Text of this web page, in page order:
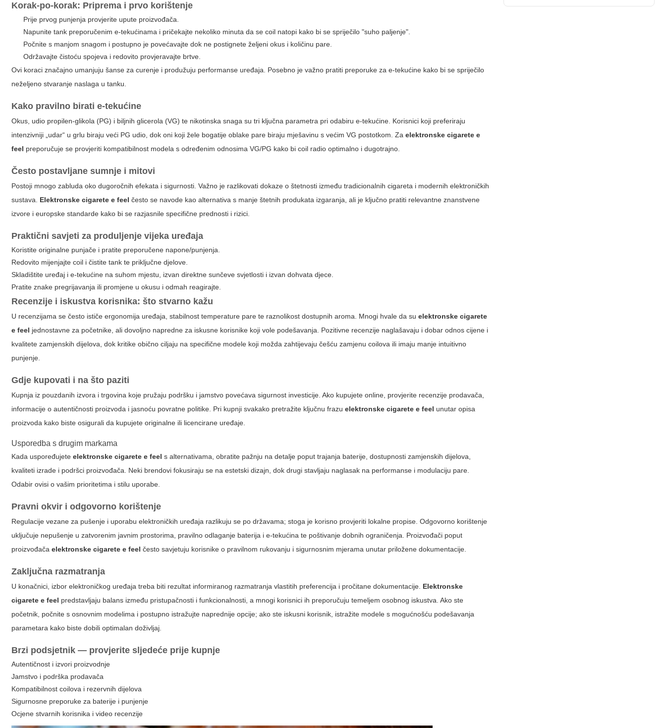
Korak-po-korak: Priprema i prvo korištenje
Prije prvog punjenja provjerite upute proizvođača.
Napunite tank preporučenim e-tekućinama i pričekajte nekoliko minuta da se coil natopi kako bi se spriječilo "suho paljenje".
Počnite s manjom snagom i postupno je povećavajte dok ne postignete željeni okus i količinu pare.
Održavajte čistoću spojeva i redovito provjeravajte brtve.
Ovi koraci značajno umanjuju šanse za curenje i produžuju performanse uređaja. Posebno je važno pratiti preporuke za e-tekućine kako bi se spriječilo
neželjeno stvaranje naslaga u tanku.
Kako pravilno birati e-tekućine
Okus, udio propilen-glikola (PG) i biljnih glicerola (VG) te nikotinska snaga su tri ključna parametra pri odabiru e-tekućine. Korisnici koji preferiraju
intenzivniji „udar“ u grlu biraju veći PG udio, dok oni koji žele bogatije oblake pare biraju mješavinu s većim VG postotkom. Zaelektronske cigarete e
feel preporučuje se provjeriti kompatibilnost modela s određenim odnosima VG/PG kako bi coil radio optimalno i dugotrajno.
Često postavljane sumnje i mitovi
Postoji mnogo zabluda oko dugoročnih efekata i sigurnosti. Važno je razlikovati dokaze o štetnosti između tradicionalnih cigareta i modernih elektroničkih
sustava. Elektronske cigarete e feel često se navode kao alternativa s manje štetnih produkata izgaranja, ali je ključno pratiti relevantne znanstvene
izvore i europske standarde kako bi se razjasnile specifične prednosti i rizici.
Praktični savjeti za produljenje vijeka uređaja
Koristite originalne punjače i pratite preporučene napone/punjenja.
Redovito mijenjajte coil i čistite tank te priključne djelove.
Skladištite uređaj i e-tekućine na suhom mjestu, izvan direktne sunčeve svjetlosti i izvan dohvata djece.
Pratite znake pregrijavanja ili promjene u okusu i odmah reagirajte.
Recenzije i iskustva korisnika: što stvarno kažu
U recenzijama se često ističe ergonomija uređaja, stabilnost temperature pare te raznolikost dostupnih aroma. Mnogi hvale da suelektronske cigarete
e feel jednostavne za početnike, ali dovoljno napredne za iskusne korisnike koji vole podešavanja. Pozitivne recenzije naglašavaju i dobar odnos cijene i
kvalitete zamjenskih dijelova, dok kritike obično ciljaju na specifične modele koji možda zahtijevaju češću zamjenu coilova ili imaju manje intuitivno
punjenje.
Gdje kupovati i na što paziti
Kupnja iz pouzdanih izvora i trgovina koje pružaju podršku i jamstvo povećava sigurnost investicije. Ako kupujete online, provjerite recenzije prodavača,
informacije o autentičnosti proizvoda i jasnoću povratne politike. Pri kupnji svakako pretražite ključnu frazuelektronske cigarete e feel unutar opisa
proizvoda kako biste osigurali da kupujete originalne ili licencirane uređaje.
Usporedba s drugim markama
Kada uspoređujeteelektronske cigarete e feel s alternativama, obratite pažnju na detalje poput trajanja baterije, dostupnosti zamjenskih dijelova,
kvaliteti izrade i podršci proizvođača. Neki brendovi fokusiraju se na estetski dizajn, dok drugi stavljaju naglasak na performanse i modulaciju pare.
Odabir ovisi o vašim prioritetima i stilu uporabe.
Pravni okvir i odgovorno korištenje
Regulacije vezane za pušenje i uporabu elektroničkih uređaja razlikuju se po državama; stoga je korisno provjeriti lokalne propise. Odgovorno korištenje
uključuje nepušenje u zatvorenim javnim prostorima, pravilno odlaganje baterija i e-tekućina te poštivanje dobnih ograničenja. Proizvođači poput
proizvođačaelektronske cigarete e feel često savjetuju korisnike o pravilnom rukovanju i sigurnosnim mjerama unutar priložene dokumentacije.
Zaključna razmatranja
U konačnici, izbor elektroničkog uređaja treba biti rezultat informiranog razmatranja vlastitih preferencija i pročitane dokumentacije. Elektronske
cigarete e feel predstavljaju balans između pristupačnosti i funkcionalnosti, a mnogi korisnici ih preporučuju temeljem osobnog iskustva. Ako ste
početnik, počnite s osnovnim modelima i postupno istražujte naprednije opcije; ako ste iskusni korisnik, istražite modele s mogućnošću podešavanja
parametara kako biste dobili optimalan doživljaj.
Brzi podsjetnik — provjerite sljedeće prije kupnje
Autentičnost i izvori proizvodnje
Jamstvo i podrška prodavača
Kompatibilnost coilova i rezervnih dijelova
Sigurnosne preporuke za baterije i punjenje
Ocjene stvarnih korisnika i video recenzije